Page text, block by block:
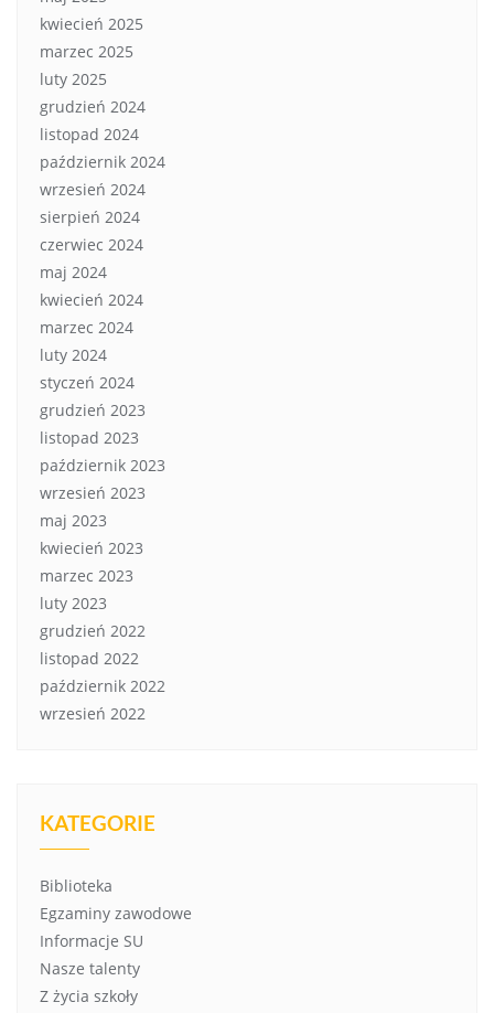
kwiecień 2025
marzec 2025
luty 2025
grudzień 2024
listopad 2024
październik 2024
wrzesień 2024
sierpień 2024
czerwiec 2024
maj 2024
kwiecień 2024
marzec 2024
luty 2024
styczeń 2024
grudzień 2023
listopad 2023
październik 2023
wrzesień 2023
maj 2023
kwiecień 2023
marzec 2023
luty 2023
grudzień 2022
listopad 2022
październik 2022
wrzesień 2022
KATEGORIE
Biblioteka
Egzaminy zawodowe
Informacje SU
Nasze talenty
Z życia szkoły